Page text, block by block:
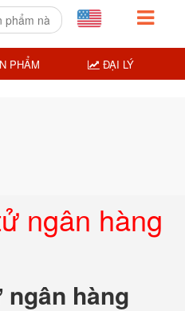
ngân hàng
hàng
PHẨM ĐẠI LÝ